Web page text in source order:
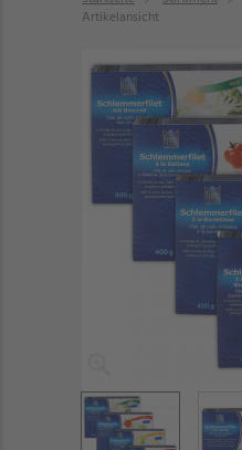
Artikelansicht